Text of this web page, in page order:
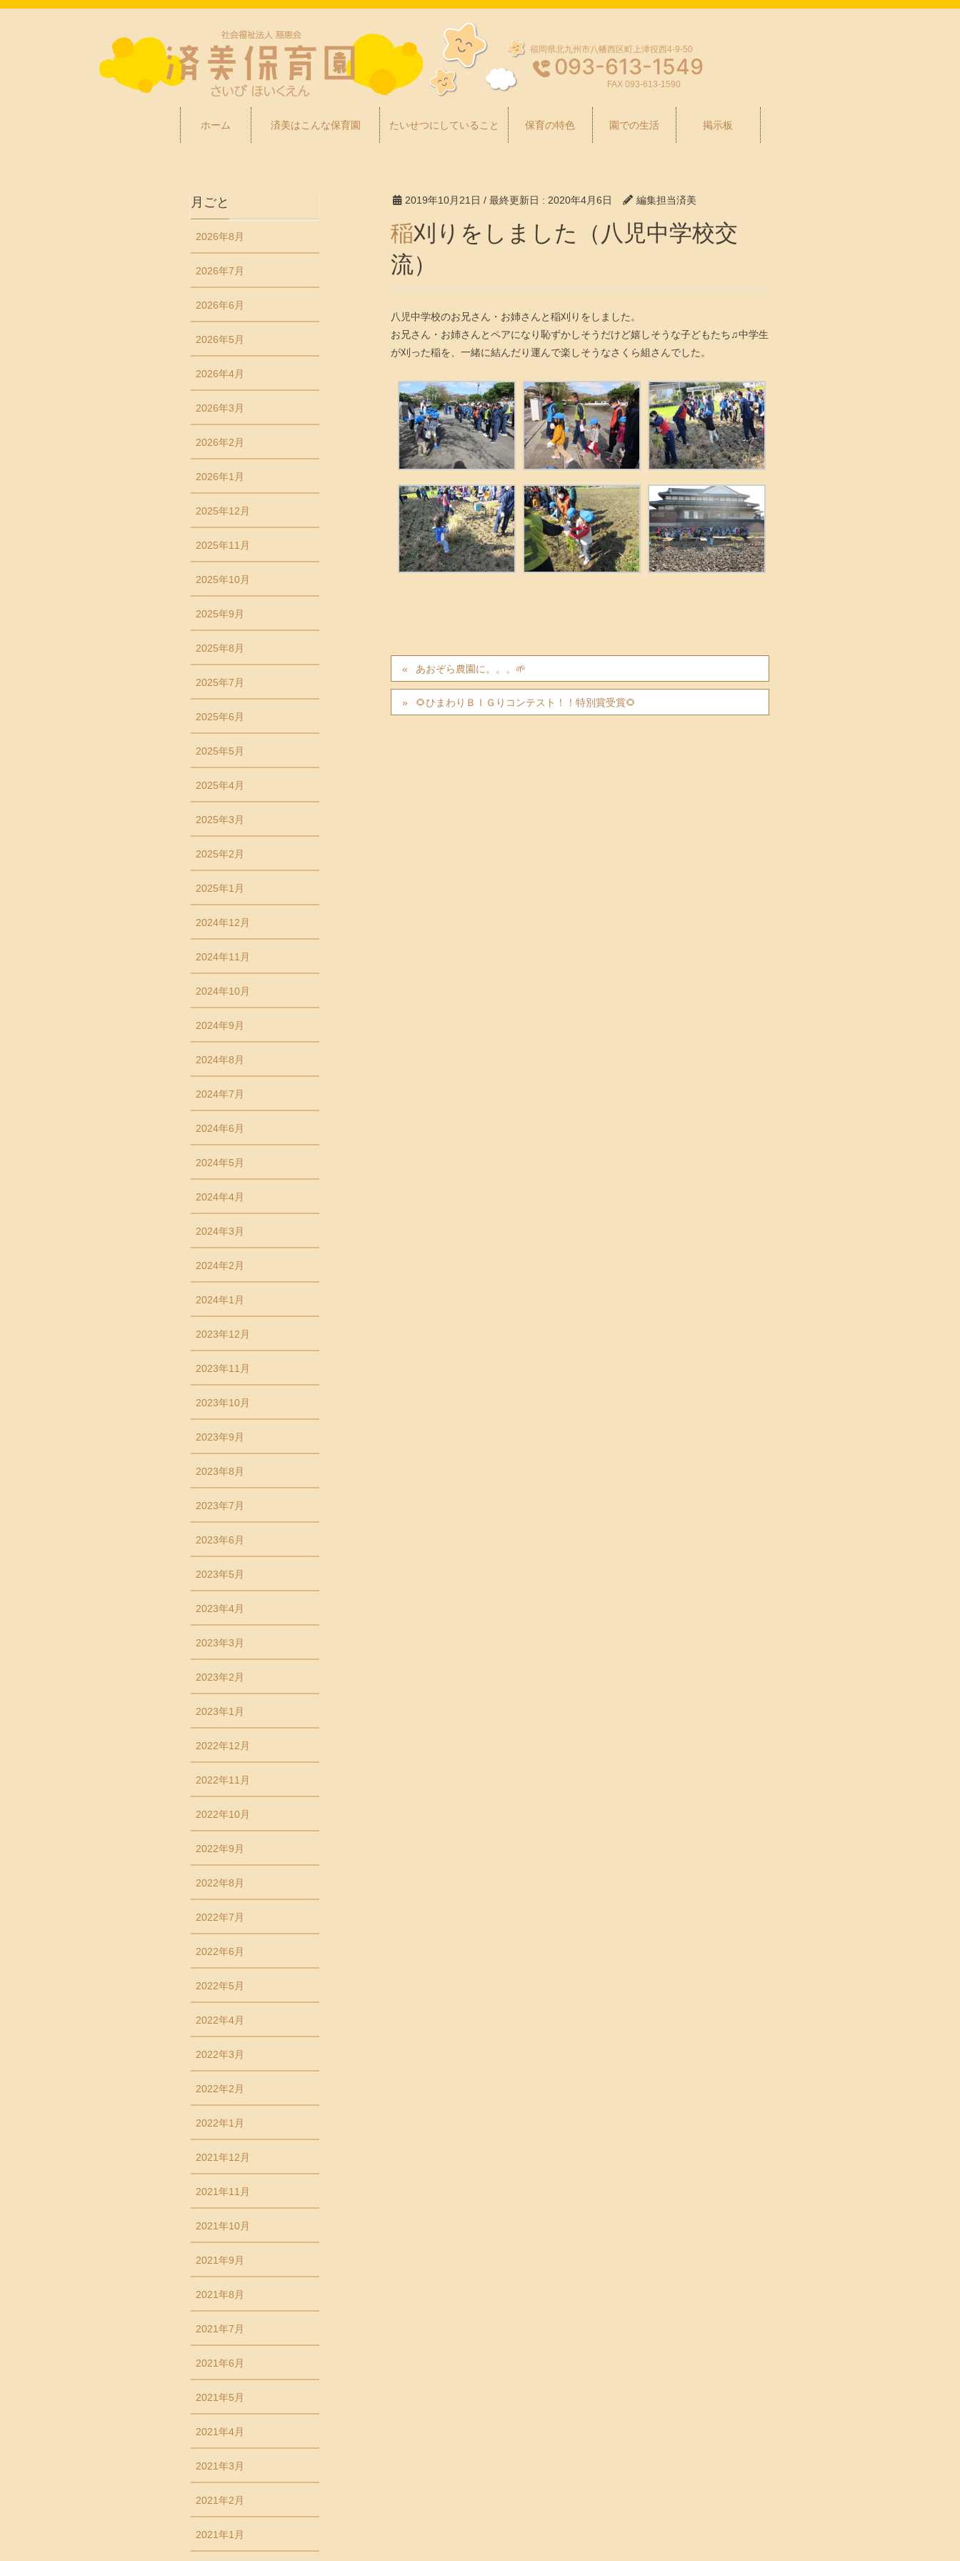
福岡県北九州市八幡西区町上津役西4-9-50
093-613-1549
FAX 093-613-1590
ホーム 済美はこんな保育園 たいせつにしていること 保育の特色 園での生活 掲示板
2019年10月21日 / 最終更新日 : 2020年4月6日 編集担当済美
稲刈りをしました（八児中学校交
流）
八児中学校のお兄さん・お姉さんと稲刈りをしました。
お兄さん・お姉さんとペアになり恥ずかしそうだけど嬉しそうな子どもたち♫中学生
が刈った稲を、一緒に結んだり運んで楽しそうなさくら組さんでした。
あおぞら農園に。。。🌱
🌻ひまわりＢＩＧりコンテスト！！特別賞受賞🌻
月ごと
2026年8月
2026年7月
2026年6月
2026年5月
2026年4月
2026年3月
2026年2月
2026年1月
2025年12月
2025年11月
2025年10月
2025年9月
2025年8月
2025年7月
2025年6月
2025年5月
2025年4月
2025年3月
2025年2月
2025年1月
2024年12月
2024年11月
2024年10月
2024年9月
2024年8月
2024年7月
2024年6月
2024年5月
2024年4月
2024年3月
2024年2月
2024年1月
2023年12月
2023年11月
2023年10月
2023年9月
2023年8月
2023年7月
2023年6月
2023年5月
2023年4月
2023年3月
2023年2月
2023年1月
2022年12月
2022年11月
2022年10月
2022年9月
2022年8月
2022年7月
2022年6月
2022年5月
2022年4月
2022年3月
2022年2月
2022年1月
2021年12月
2021年11月
2021年10月
2021年9月
2021年8月
2021年7月
2021年6月
2021年5月
2021年4月
2021年3月
2021年2月
2021年1月